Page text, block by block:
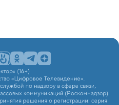
(16+)
«Цифровое Телевидение».
по надзору в сфере связи,
коммуникаций (Роскомнадзор).
решения о регистрации: серия